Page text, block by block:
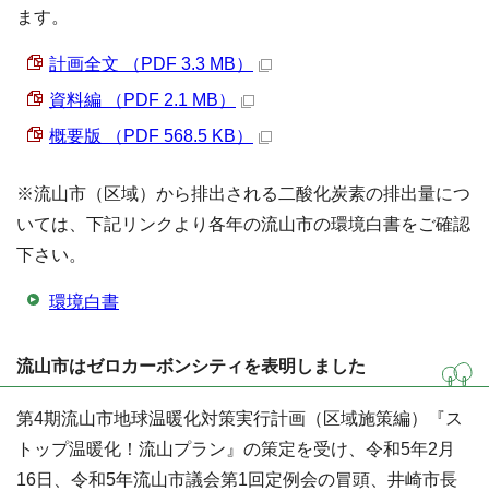
ます。
計画全文 （PDF 3.3 MB）
資料編 （PDF 2.1 MB）
概要版 （PDF 568.5 KB）
※流山市（区域）から排出される二酸化炭素の排出量につ
いては、下記リンクより各年の流山市の環境白書をご確認
下さい。
環境白書
流山市はゼロカーボンシティを表明しました
第4期流山市地球温暖化対策実行計画（区域施策編）『ス
トップ温暖化！流山プラン』の策定を受け、令和5年2月
16日、令和5年流山市議会第1回定例会の冒頭、井崎市長